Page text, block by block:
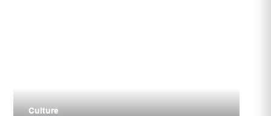
Culture